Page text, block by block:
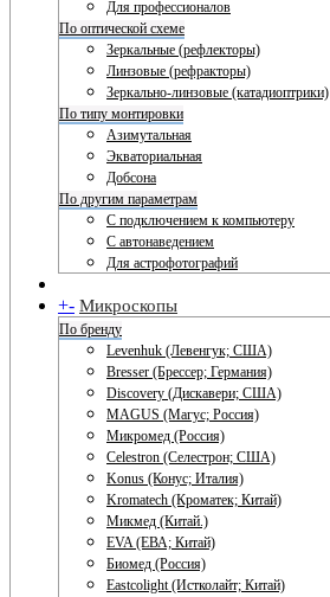
Для профессионалов
По оптической схеме
Зеркальные (рефлекторы)
Линзовые (рефракторы)
Зеркально-линзовые (катадиоптрики)
По типу монтировки
Азимутальная
Экваториальная
Добсона
По другим параметрам
С подключением к компьютеру
С автонаведением
Для астрофотографий
+- Микроскопы
По бренду
Levenhuk (Левенгук; США)
Bresser (Брессер; Германия)
Discovery (Дискавери; США)
MAGUS (Магус; Россия)
Микромед (Россия)
Celestron (Селестрон; США)
Konus (Конус; Италия)
Kromatech (Кроматек; Китай)
Микмед (Китай.)
EVA (ЕВА; Китай)
Биомед (Россия)
Eastcolight (Истколайт; Китай)